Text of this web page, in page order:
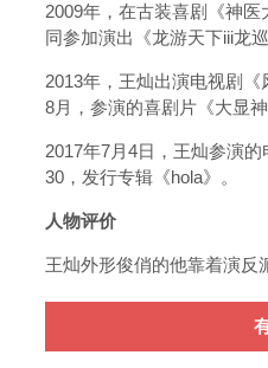
2009年，在古装喜剧《神
同参加演出《龙游天下iii龙
2013年，王灿出演电视剧
8月，参演的喜剧片《大显
2017年7月4日，王灿参演
30，发行专辑《hola》。
人物评价
王灿外形俊俏的他靠着演反